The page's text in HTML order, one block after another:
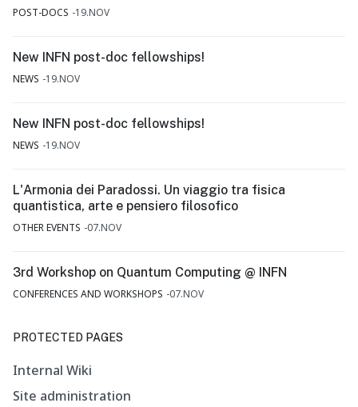
POST-DOCS 19.NOV
New INFN post-doc fellowships!
NEWS 19.NOV
New INFN post-doc fellowships!
NEWS 19.NOV
L'Armonia dei Paradossi. Un viaggio tra fisica
quantistica, arte e pensiero filosofico
OTHER EVENTS 07.NOV
3rd Workshop on Quantum Computing @ INFN
CONFERENCES AND WORKSHOPS 07.NOV
PROTECTED PAGES
Internal Wiki
Site administration